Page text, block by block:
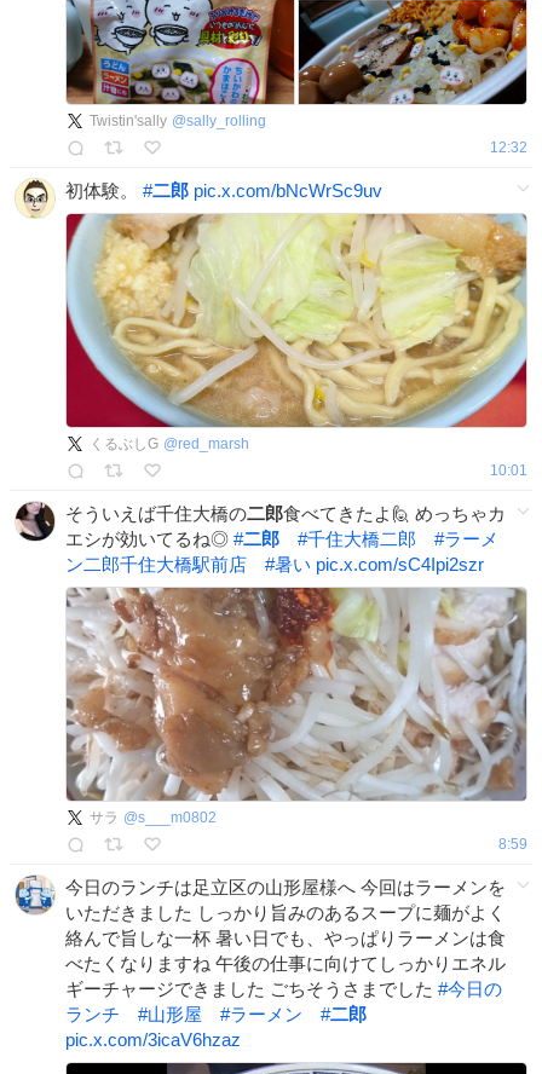
Twistin'sally @sally_rolling
12:32
初体験。 #二郎 pic.x.com/bNcWrSc9uv
くるぶしG @red_marsh
10:01
そういえば千住大橋の二郎食べてきたよ🙋 めっちゃカ
エシが効いてるね◎ #二郎 #千住大橋二郎 #ラーメ
ン二郎千住大橋駅前店
#暑い pic.x.com/sC4Ipi2szr
サラ @s___m0802
8:59
今日のランチは足立区の山形屋様へ 今回はラーメンを
いただきました しっかり旨みのあるスープに麺がよく
絡んで旨しな一杯 暑い日でも、やっぱりラーメンは食
べたくなりますね 午後の仕事に向けてしっかりエネル
ギーチャージできました ごちそうさまでした #今日の
ランチ
#山形屋 #ラーメン #二郎
pic.x.com/3icaV6hzaz